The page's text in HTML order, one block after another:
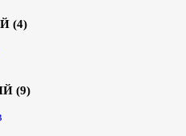
(4)
(9)